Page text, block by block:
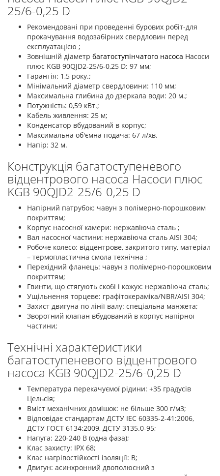
25/6-0,25 D
Рекомендовані при проведенні бурових робіт-для
прокачування водозабірних свердловин перед
експлуатацією ;
Зовнішній діаметр багатоступінчатого насоса Насоси
плюс KGB 90QJD2-25/6-0,25 D: 97 мм;
Гарантія: 1,5 року.;
Мінімальний діаметр свердловини: 110 мм;
Максимальна глибина до дзеркала води: 20 м.;
Потужність: 0,59 кВт.;
Кабель живлення: 25 м;
Конденсатор вбудований в корпус;
Максимальна об'ємна подача: 67 л/хв.
Напір: 32 м.
Конструкція багатоступеневого
відцентрового насоса Насоси плюс
KGB 90QJD2-25/6-0,25 D
Напірний патрубок: чавун з полімерно-порошковим
покриттям;
Корпус насосної камери: нержавіюча сталь ;
Вал насосної частини: нержавіюча сталь AISI 304;
Робоче колесо: відцентрове, закритого типу, матеріал
– термопластична смола технічна ;
Перехідний фланець: чавун з полімерно-порошковим
покриттям;
Гвинти, що стягують скобі і кожух: нержавіюча сталь;
Ущільнення торцеве: графітокераміка/NBR/AISI 304;
Захист двигуна по лінії валу: спеціальна манжета;
Зворотний клапан вбудований в корпус напірної
частини;
Технічні характеристики
багатоступеневого відцентрового
насоса KGB 90QJD2-25/6-0,25 D
Температура перекачуємої рідини: +35 градусів
Цельсія;
Вміст механічних домішок: не більше 300 г/м3;
Відповідає стандартам ДСТУ ІЕС 60335-2-41:2006,
ДСТУ ГОСТ 6134:2009, ДСТУ 3135.0-95;
Напуга: 220-240 В (одна фаза);
Клас захисту: ІРХ 68;
Клас нагрівостійкості ізоляції: В;
Двигун: асинхронний двополюсний з